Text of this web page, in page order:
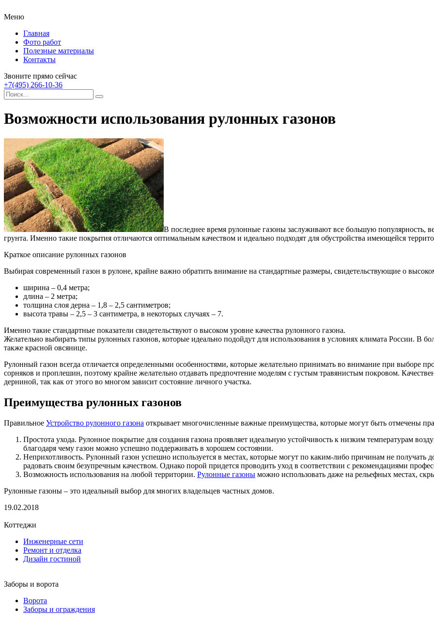
Меню
Главная
Фото работ
Полезные материалы
Контакты
Звоните прямо сейчас
+7(495) 266-10-36
Возможности использования рулонных газонов
В последнее время рулонные газоны заслуживают все большую популярность,
грунта. Именно такие покрытия отличаются оптимальным качеством и идеально подходят для обустройства имеющейся
Краткое описание рулонных газонов
Выбирая современный газон в рулоне, крайне важно обратить внимание на стандартные размеры, свидетельствующие о
ширина – 0,4 метра;
длина – 2 метра;
толщина слоя дерна – 1,8 – 2,5 сантиметров;
высота травы – 2,5 – 3 сантиметра, в некоторых случаях – 7.
Именно такие стандартные показатели свидетельствуют о высоком уровне качества рулонного газона.
Желательно выбирать типы рулонных газонов, которые идеально подойдут для использования в условиях климата России. В
также красной овсянице.
Рулонный газон всегда отличается определенными особенностями, которые желательно принимать во внимание при выборе
сорняков и проплешин, поэтому крайне желательно отдавать предпочтение моделям с густым травянистым покровом.
дерниной, так как от этого во многом зависит состояние личного участка.
Преимущества рулонных газонов
Правильное Устройство рулонного газона открывает многочисленные важные преимущества, которые могут быть отмечены
Простота ухода. Рулонное покрытие для создания газона проявляет идеальную устойчивость к низким температурам
благодаря чему газон можно успешно поддерживать в хорошем состоянии.
Неприхотливость. Рулонный газон успешно используется в местах, которые могут по каким-либо причинам не получать
радовать своим безупречным качеством. Однако порой придется проводить уход в соответствии с рекомендациями
Возможность использования на любой территории. Рулонные газоны можно использовать даже на рельефных местах,
Рулонные газоны – это идеальный выбор для многих владельцев частных домов.
19.02.2018
Коттеджи
Инженерные сети
Ремонт и отделка
Дизайн гостиной
Заборы и ворота
Ворота
Заборы и ограждения